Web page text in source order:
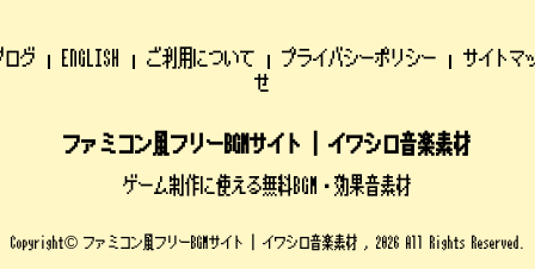
ログ ENGLISH ご利用について プライバシーポリシー
サイトマ
せ
ファミコン風フリーBGMサイト | イワシロ音楽素材
ゲーム制作に使える無料BGM・効果音素材
Copyright© ファミコン風フリーBGMサイト | イワシロ音楽素材 , 2026 All Rights Reserved.